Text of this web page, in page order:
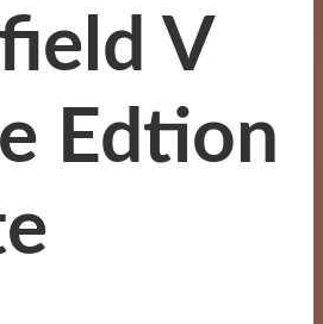
V
Edtion